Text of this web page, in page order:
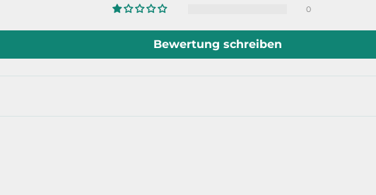
0
Bewertung schreiben